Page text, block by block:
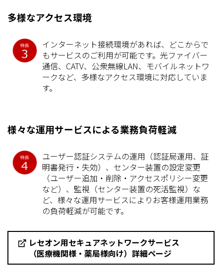
多様なアクセス環境
インターネット接続環境があれば、どこからで
もサービスのご利用が可能です。光ファイバー
通信、CATV、公衆無線LAN、モバイルネットワ
ークなど、多様なアクセス環境に対応していま
す。
様々な運用サービスによる業務負荷軽減
ユーザー認証システムの運用（認証局運用、証
明書発行・失効）、センター装置の設定変更
（ユーザー追加・削除・アクセスポリシー変更
など）、監視（センター装置の死活監視）な
ど、様々な運用サービスによりお客様運用業務
の負荷軽減が可能です。
レセオン用セキュアネットワークサービス
（医療機関様・薬局様向け）詳細ページ